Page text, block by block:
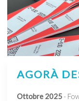
AGORÀ
Ottobre 2025-